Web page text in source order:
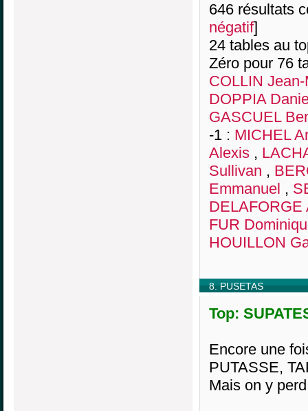
646 résultats
négatif]
24 tables au
Zéro pour 76
COLLIN
DOPPIA
GASCUEL
-1 : MICHEL
Alexis ,
Sullivan ,
Emmanuel ,
DELAFORGE
FUR
HOUILLON
8. PUSETAS
Top:
Encore une
PUTASSE,
Mais on y